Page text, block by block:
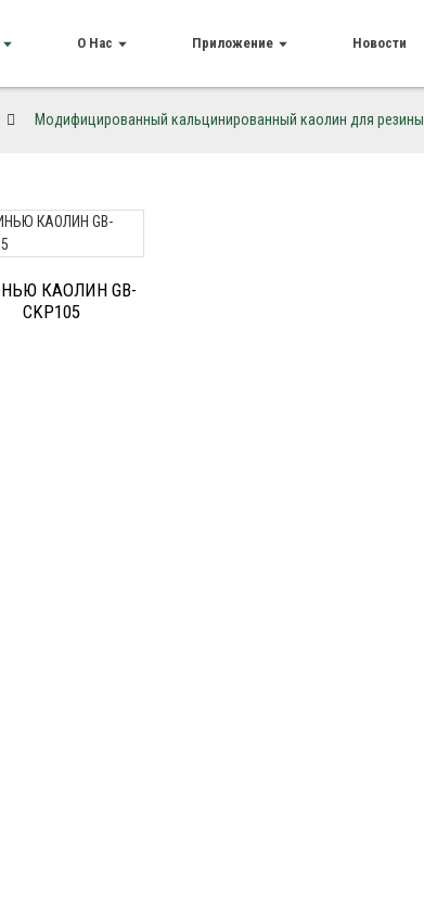
О Нас Приложение Новости
Модифицированный кальцинированный каолин для резины
КАОЛИН GB-
CKP105